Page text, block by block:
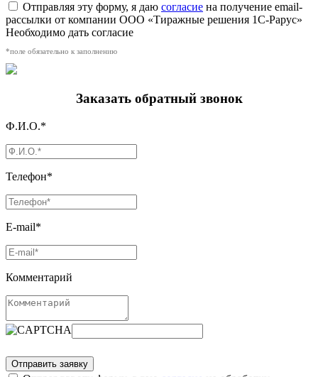
Отправляя эту форму, я даю согласие на получение email-
рассылки от компании ООО «Тиражные решения 1С-Рарус»
Необходимо дать согласие
*поле обязательно к заполнению
Заказать обратный звонок
Ф.И.О.*
Телефон*
E-mail*
Комментарий